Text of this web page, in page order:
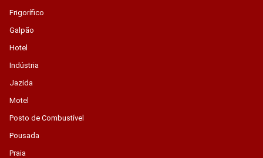
Frigorífico
Galpão
Hotel
Indústria
Jazida
Motel
Posto de Combustível
Pousada
Praia